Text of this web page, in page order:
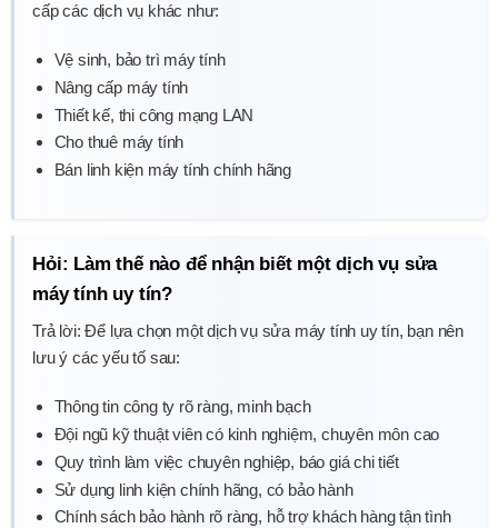
cấp các dịch vụ khác như:
Vệ sinh, bảo trì máy tính
Nâng cấp máy tính
Thiết kế, thi công mạng LAN
Cho thuê máy tính
Bán linh kiện máy tính chính hãng
Hỏi: Làm thế nào để nhận biết một dịch vụ sửa
máy tính uy tín?
Trả lời: Để lựa chọn một dịch vụ sửa máy tính uy tín, bạn nên
lưu ý các yếu tố sau:
Thông tin công ty rõ ràng, minh bạch
Đội ngũ kỹ thuật viên có kinh nghiệm, chuyên môn cao
Quy trình làm việc chuyên nghiệp, báo giá chi tiết
Sử dụng linh kiện chính hãng, có bảo hành
Chính sách bảo hành rõ ràng, hỗ trợ khách hàng tận tình